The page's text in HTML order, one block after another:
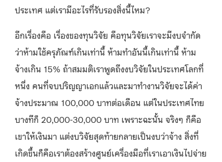
ประเทศ แต่เรามีอะไรที่รับรองสิ่งนี้ไหม?
อีกเรื่องคือ เรื่องของทุนวิจัย คือทุนวิจัยเราจะมีงบจำกัด
ว่าห้ามใช้ครุภัณฑ์เกินเท่านี้ ห้ามทำอันนี้เกินเท่านี้ ห้าม
จ้างเกิน 15% ถ้าสมมติเราพูดถึงงบวิจัยในประเทศโลกที่
หนึ่ง คนที่จบปริญญาเอกแล้วและมาทำงานวิจัยจะได้ค่า
จ้างประมาณ 100,000 บาทต่อเดือน แต่ในประเทศไทย
บางทีก็ 20,000-30,000 บาท เพราะฉะนั้น จริงๆ ก็คือ
เขาให้เงินมา แต่งบวิจัยสุดท้ายกลายเป็นงบว่าจ้าง สิ่งที่
เกิดขึ้นก็คือเราต้องสร้างศูนย์เครื่องมือที่เราเอาเงินไปจ่าย